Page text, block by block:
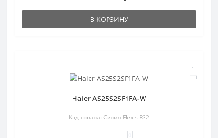
В КОРЗИНУ
Haier AS25S2SF1FA-W
Код товара: Серия Flexis R32